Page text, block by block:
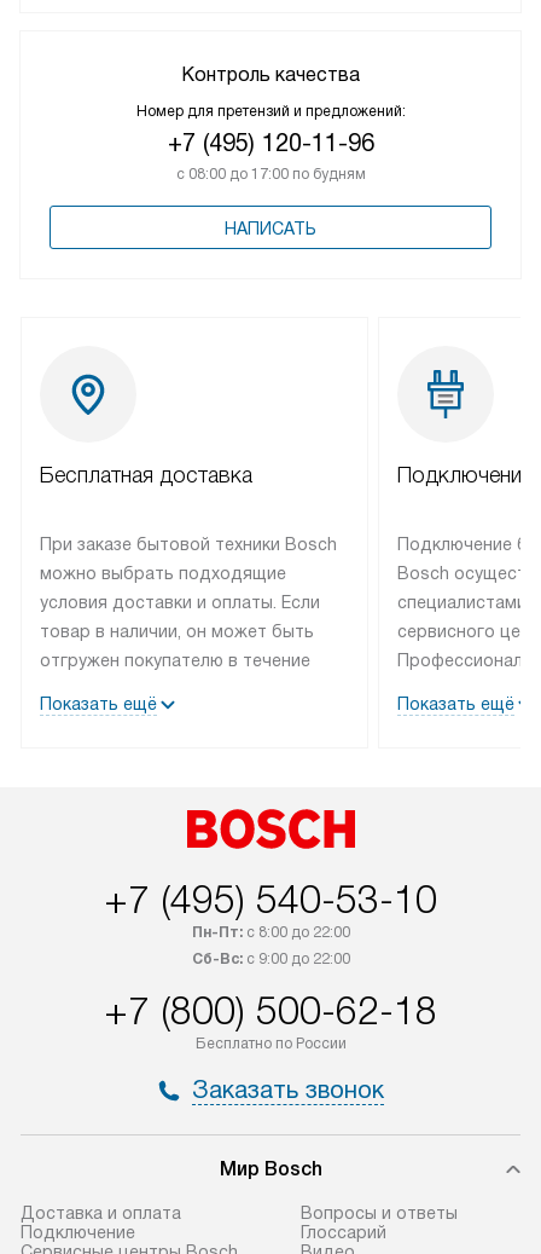
Контроль качества
Номер для претензий и предложений:
+7 (495) 120-11-96
с 08:00 до 17:00 по будням
НАПИСАТЬ
Бесплатная доставка
При заказе бытовой техники Bosch
можно выбрать подходящие
условия доставки и оплаты. Если
товар в наличии, он может быть
отгружен покупателю в течение
лейблом доставляется бесплатно
Показать ещё
Подключение
Подключение
Bosch
специалистами
сервисного
эксплуатации
Показать ещё
+7 (495) 540-53-10
Пн-Пт:с 8:00 до 22:00
Сб-Вс:с 9:00 до 22:00
+7 (800) 500-62-18
Бесплатно по России
Заказать звонок
Мир Bosch
Доставка и оплата
Подключение
Вопросы и ответы
Глоссарий